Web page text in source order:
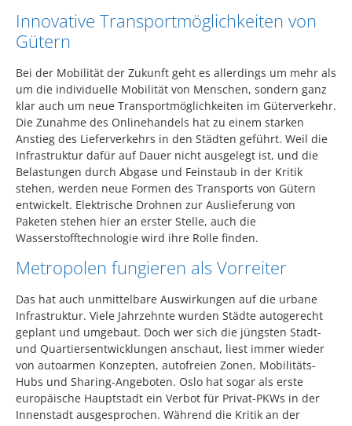
Innovative Transportmöglichkeiten von
Gütern
Bei der Mobilität der Zukunft geht es allerdings um mehr als
um die individuelle Mobilität von Menschen, sondern ganz
klar auch um neue Transportmöglichkeiten im Güterverkehr.
Die Zunahme des Onlinehandels hat zu einem starken
Anstieg des Lieferverkehrs in den Städten geführt. Weil die
Infrastruktur dafür auf Dauer nicht ausgelegt ist, und die
Belastungen durch Abgase und Feinstaub in der Kritik
stehen, werden neue Formen des Transports von Gütern
entwickelt. Elektrische Drohnen zur Auslieferung von
Paketen stehen hier an erster Stelle, auch die
Wasserstofftechnologie wird ihre Rolle finden.
Metropolen fungieren als Vorreiter
Das hat auch unmittelbare Auswirkungen auf die urbane
Infrastruktur. Viele Jahrzehnte wurden Städte autogerecht
geplant und umgebaut. Doch wer sich die jüngsten Stadt-
und Quartiersentwicklungen anschaut, liest immer wieder
von autoarmen Konzepten, autofreien Zonen, Mobilitäts-
Hubs und Sharing-Angeboten. Oslo hat sogar als erste
europäische Hauptstadt ein Verbot für Privat-PKWs in der
Innenstadt ausgesprochen. Während die Kritik an der